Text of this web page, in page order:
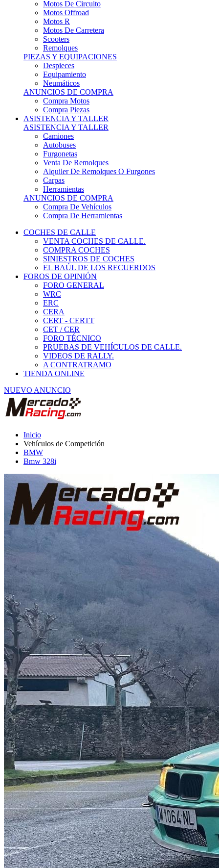
Motos R
Motos De Carretera
Scooters
Remolques
PIEZAS Y EQUIPACIONES
Despieces
Equipamiento
Neumáticos
ANUNCIOS DE COMPRA
Compra Motos
Compra Piezas
ASISTENCIA Y TALLER
ASISTENCIA Y TALLER
Camiones
Autobuses
Furgonetas
Venta De Remolques
Alquiler De Remolques O Furgones
Carpas
Herramientas
ANUNCIOS DE COMPRA
Compra De Vehículos
Compra De Herramientas
COCHES DE CALLE
VENTA COCHES DE CALLE.
COMPRA COCHES
SINIESTROS DE COCHES
EL BAÚL DE LOS RECUERDOS
FOROS DE OPINIÓN
FORO GENERAL
WRC
ERC
CERA
CERT - CERTT
CET / CER
FORO TÉCNICO
PRUEBAS DE VEHÍCULOS DE CALLE.
VIDEOS DE RALLY.
A CONTRATRAMO
TIENDA ONLINE
NUEVO ANUNCIO
Vehículos de Competición
BMW
Bmw 328i